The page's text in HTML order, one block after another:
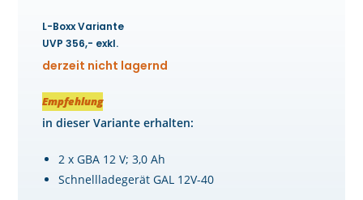
L-Boxx Variante
UVP 356,- exkl.
derzeit nicht lagernd
Empfehlung
in dieser Variante erhalten:
2 x GBA 12 V; 3,0 Ah
Schnellladegerät GAL 12V-40